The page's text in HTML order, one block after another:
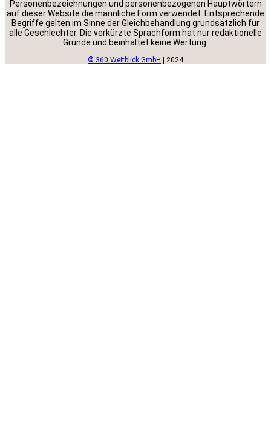
Personenbezeichnungen und personenbezogenen Hauptwörtern
auf dieser Website die männliche Form verwendet. Entsprechende
Begriffe gelten im Sinne der Gleichbehandlung grundsätzlich für
alle Geschlechter. Die verkürzte Sprachform hat nur redaktionelle
Gründe und beinhaltet keine Wertung.
© 360 Weitblick GmbH | 2024